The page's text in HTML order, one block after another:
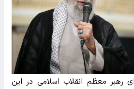
رهبر معظم انقلاب اسلامی در این